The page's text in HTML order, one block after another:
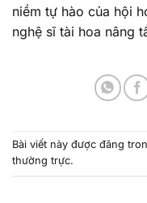
niềm tự hào của hội
nghệ sĩ tài hoa nâng
Bài viết này được đăng
thường trực.